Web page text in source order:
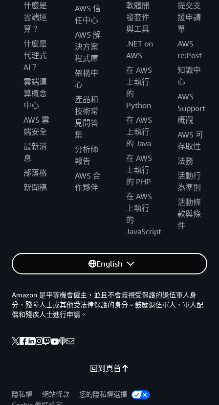
什麼是
雲端運
算？
什麼是
代理式
AI？
雲端運
算概念
中心
AWS 雲
端安全
最新消
息
部落格
新聞稿
AWS 信
任中心
AWS 解
決方案
程式庫
架構中
心
產品和
技術常
見問答
集
分析師
報告
AWS 合
作夥伴
軟體開
發套件
與工具
.NET on
AWS
在 AWS
上執行
的
Python
在 AWS
上執行
的 Java
在 AWS
上執行
的 PHP
在 AWS
上執行
的
JavaScript
提交支
援申請
單
AWS
re:Post
知識中
心
AWS
Support
概觀
AWS 可
存取性
法務
活動行
為準則
活動條
款與條
件
English
回到頁首
Amazon 是平等機會僱主，並且不會歧視受保護的退伍軍人身
分、殘障人士或其他受法律保護的身分。鼓勵退伍軍人、軍人配
偶和殘疾人士進行申請。
隱私權 網站條款
您的隱私權選擇